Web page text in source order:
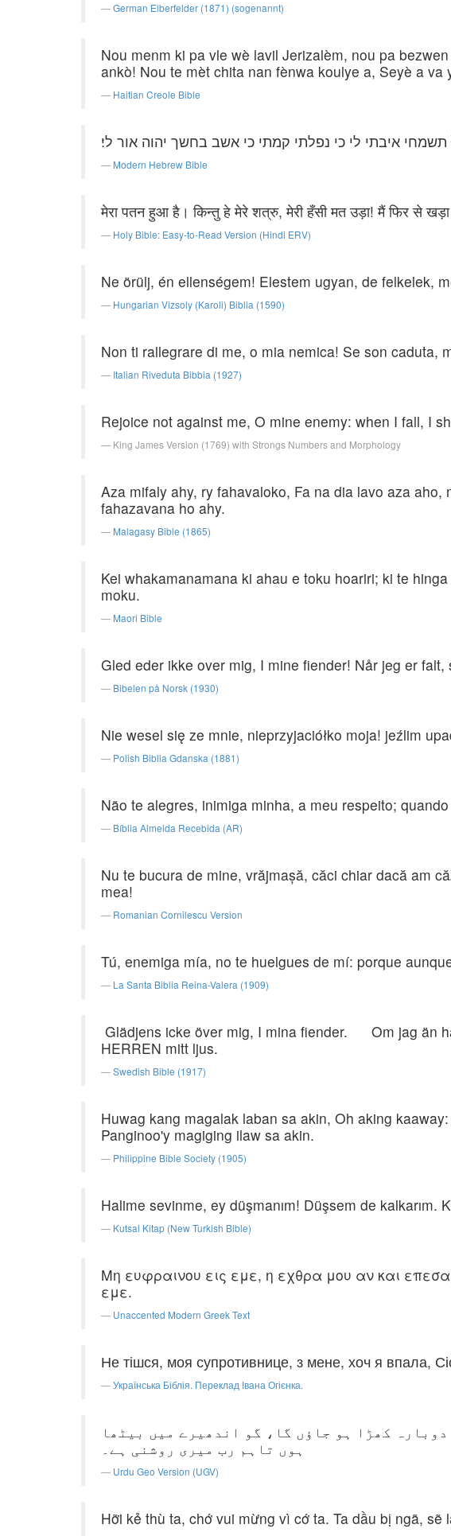
German Elberfelder (1871) (sogenannt)
Nou menm ki pa vle wè lavil Jerizalèm, nou pa
ankò! Nou te mèt chita nan fènwa koulye a, Seyè a va
Haitian Creole Bible
איבתי לי כי נפלתי קמתי כי אשב בחשך יהוה אור לי׃
Modern Hebrew Bible
मेरा पतन हुआ है। किन्तु हे मेरे शत्रु, मेरी हँसी मत उड़ा! मैं फिर से खड़ा
Holy Bible: Easy-to-Read Version (Hindi ERV)
Ne örülj, én ellenségem! Elestem ugyan, de felkelek,
Hungarian Vizsoly (Karoli) Biblia (1590)
Non ti rallegrare di me, o mia nemica! Se son caduta,
Italian Riveduta Bibbia (1927)
Rejoice not against me, O mine enemy: when I fall, I
King James Version (1769) with Strongs Numbers and Morphology
Aza mifaly ahy, ry fahavaloko, Fa na dia lavo aza
fahazavana ho ahy.
Malagasy Bible (1865)
Kei whakamanamana ki ahau e toku hoariri; ki te
moku.
Maori Bible
Gled eder ikke over mig, I mine fiender! Når jeg er
Bibelen på Norsk (1930)
Nie wesel się ze mnie, nieprzyjaciółko moja! jeźlim
Polish Biblia Gdanska (1881)
Não te alegres, inimiga minha, a meu respeito;
Bíblia Almeida Recebida (AR)
Nu te bucura de mine, vrăjmaşă, căci chiar dacă am
mea!
Romanian Cornilescu Version
Tú, enemiga mía, no te huelgues de mí: porque
La Santa Biblia Reina-Valera (1909)
Glädjens icke över mig, I mina fiender. Om jag än
HERREN mitt ljus.
Swedish Bible (1917)
Huwag kang magalak laban sa akin, Oh aking
Panginoo'y magiging ilaw sa akin.
Philippine Bible Society (1905)
Halime sevinme, ey düşmanım! Düşsem de kalkarım.
Kutsal Kitap (New Turkish Bible)
Μη ευφραινου εις εμε, η εχθρα μου αν και
εμε.
Unaccented Modern Greek Text
Не тішся, моя супротивнице, з мене, хоч я впала,
Українська Біблія. Переклад Івана Огієнка.
کھڑا ہو جاؤں گا، گو اندھیرے میں بیٹھا
ہوں تاہم رب میری روشنی ہے۔
Urdu Geo Version (UGV)
Hỡi kẻ thù ta, chớ vui mừng vì cớ ta. Ta dầu bị ngã,